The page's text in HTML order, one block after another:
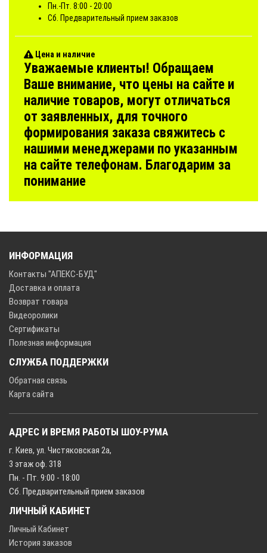
Пн.-Пт. 8:00 - 20:00
Сб. Предварительный прием заказов
Цена и наличие
Уважаемые клиенты! Обращаем
Ваше внимание, что цены на сайте и
наличие товаров, могут отличаться
от заявленных, для точного
формирования заказа свяжитесь с
нашими менеджерами по указанным
на сайте телефонам. Благодарим за
понимание
ИНФОРМАЦИЯ
Контакты "АПЕКС-БУД"
Доставка и оплата
Возврат товара
Видеоролики
Сертификаты
Полезная информация
СЛУЖБА ПОДДЕРЖКИ
Обратная связь
Карта сайта
АДРЕС И ВРЕМЯ РАБОТЫ ШОУ-РУМА
г. Киев, ул. Чистяковская 2а,
3 этаж оф. 318
Пн. - Пт. 9:00 - 18:00
Сб. Предварительный прием заказов
ЛИЧНЫЙ КАБИНЕТ
Личный Кабинет
История заказов